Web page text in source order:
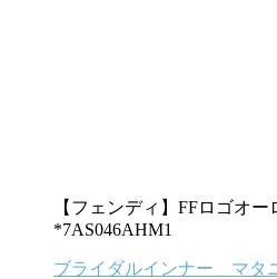
【フェンディ】FFロゴオ
*7AS046AHM1
ブライダルインナー マタ